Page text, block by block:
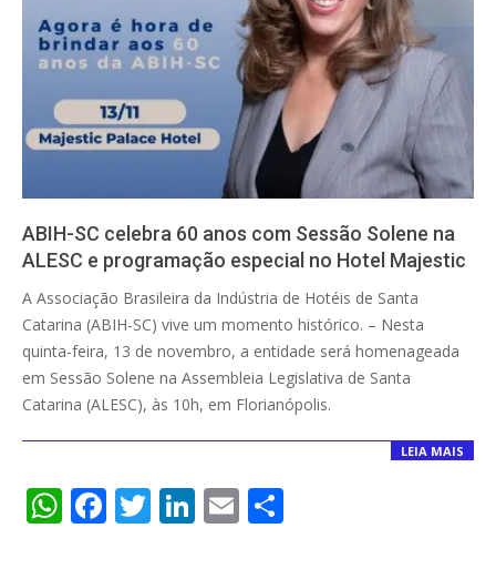
ABIH-SC celebra 60 anos com Sessão Solene na
ALESC e programação especial no Hotel Majestic
A Associação Brasileira da Indústria de Hotéis de Santa
Catarina (ABIH-SC) vive um momento histórico. – Nesta
quinta-feira, 13 de novembro, a entidade será homenageada
em Sessão Solene na Assembleia Legislativa de Santa
Catarina (ALESC), às 10h, em Florianópolis.
LEIA MAIS
WhatsApp
Facebook
Twitter
LinkedIn
Email